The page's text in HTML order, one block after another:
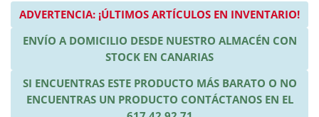
ADVERTENCIA: ¡ÚLTIMOS ARTÍCULOS EN INVENTARIO!
ENVÍO A DOMICILIO DESDE NUESTRO ALMACÉN CON
STOCK EN CANARIAS
SI ENCUENTRAS ESTE PRODUCTO MÁS BARATO O NO
ENCUENTRAS UN PRODUCTO CONTÁCTANOS EN EL